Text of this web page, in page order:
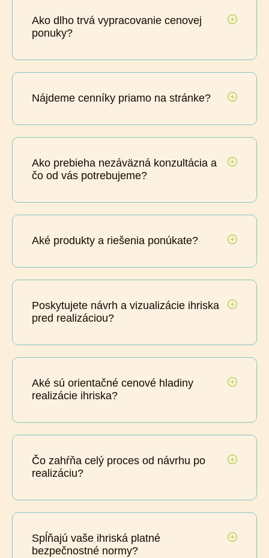
Ako dlho trvá vypracovanie cenovej
ponuky?
Nájdeme cenníky priamo na stránke?
Ako prebieha nezáväzná konzultácia a
čo od vás potrebujeme?
Aké produkty a riešenia ponúkate?
Poskytujete návrh a vizualizácie ihriska
pred realizáciou?
Aké sú orientačné cenové hladiny
realizácie ihriska?
Čo zahŕňa celý proces od návrhu po
realizáciu?
Spĺňajú vaše ihriská platné
bezpečnostné normy?